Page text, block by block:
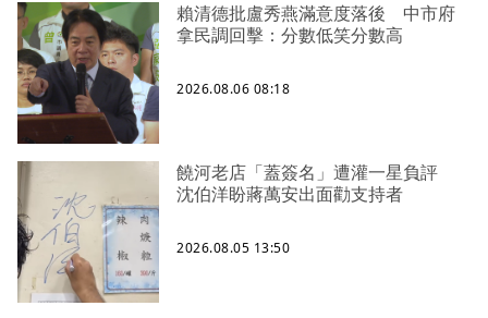
賴清德批盧秀燕滿意度落後 中市府
拿民調回擊：分數低笑分數高
2026.08.06 08:18
饒河老店「蓋簽名」遭灌一星負評
沈伯洋盼蔣萬安出面勸支持者
2026.08.05 13:50